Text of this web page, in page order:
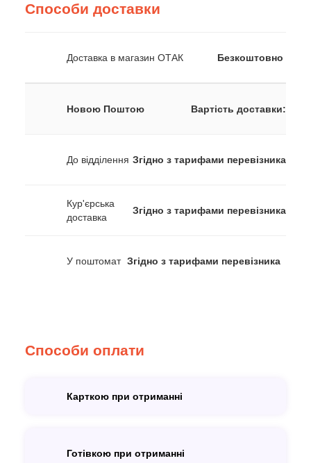
Способи доставки
Доставка в магазин ОТАК Безкоштовно
Новою Поштою Вартість доставки:
До відділення Згідно з тарифами перевізника
Кур'єрська
доставка
Згідно з тарифами перевізника
У поштомат Згідно з тарифами перевізника
Способи оплати
Карткою при отриманні
Готівкою при отриманні